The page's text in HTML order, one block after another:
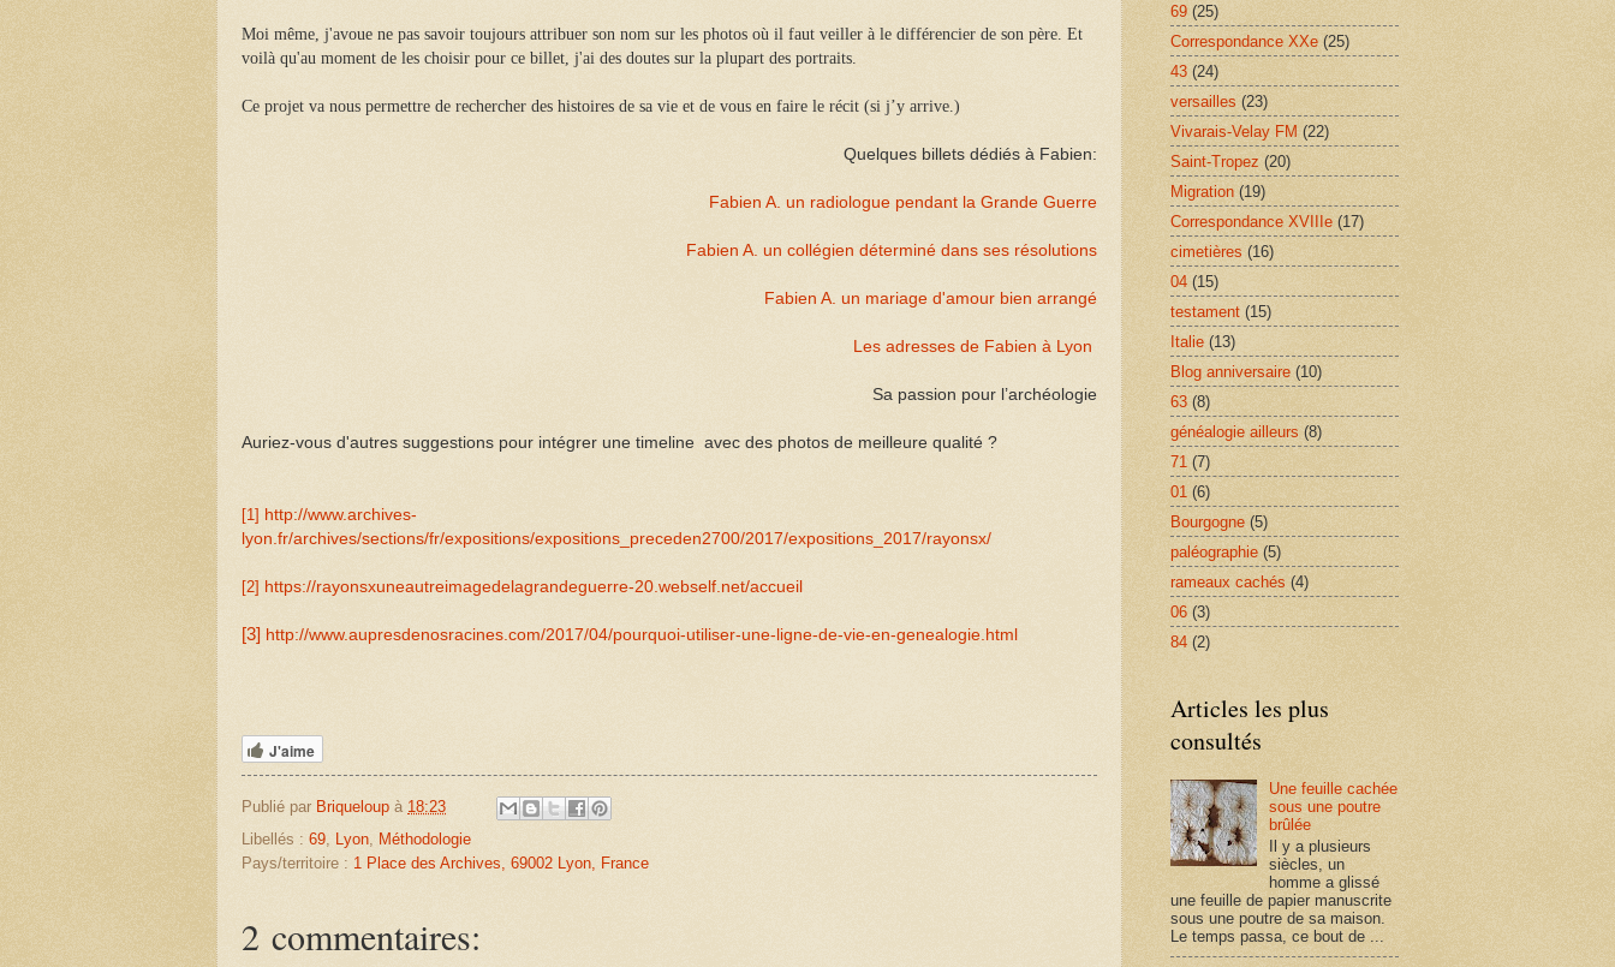
Moi même, j'avoue ne pas savoir toujours attribuer son nom sur les photos où il faut veiller à le différencier de son père. Et
voilà qu'au moment de les choisir pour ce billet, j'ai des doutes sur la plupart des portraits.
Ce projet va nous permettre de rechercher des histoires de sa vie et de vous en faire le récit (si j’y arrive.)
Quelques billets dédiés à Fabien:
Fabien A. un radiologue pendant la Grande Guerre
Fabien A. un collégien déterminé dans ses résolutions
Fabien A. un mariage d'amour bien arrangé
Les adresses de Fabien à Lyon
Sa passion pour l’archéologie
Auriez-vous d'autres suggestions pour intégrer une timeline avec des photos de meilleure qualité ?
[1] http://www.archives-
lyon.fr/archives/sections/fr/expositions/expositions_preceden2700/2017/expositions_2017/rayonsx/
[2] https://rayonsxuneautreimagedelagrandeguerre-20.webself.net/accueil
[3] http://www.aupresdenosracines.com/2017/04/pourquoi-utiliser-une-ligne-de-vie-en-genealogie.html
J'aime
Publié par Briqueloup à 18:23
Libellés : 69 Lyon Méthodologie
Pays/territoire : 1 Place des Archives, 69002 Lyon, France
2 commentaires:
69 (25)
Correspondance XXe (25)
43 (24)
versailles (23)
Vivarais-Velay FM (22)
Saint-Tropez (20)
Migration (19)
Correspondance XVIIIe (17)
cimetières (16)
04 (15)
testament (15)
Italie (13)
Blog anniversaire (10)
63 (8)
généalogie ailleurs (8)
71 (7)
01 (6)
Bourgogne (5)
paléographie (5)
rameaux cachés (4)
06 (3)
84 (2)
Articles les plus
consultés
Une feuille cachée
sous une poutre
brûlée
Il y a plusieurs
siècles, un
homme a glissé
une feuille de papier manuscrite
sous une poutre de sa maison.
Le temps passa, ce bout de ...